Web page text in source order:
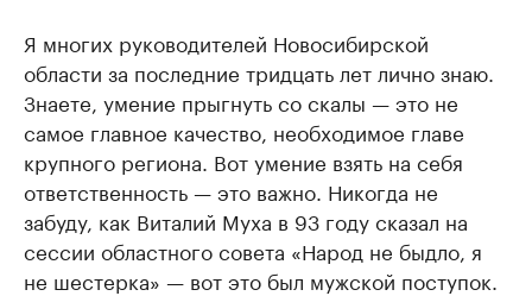
Я многих руководителей Новосибирской
области за последние тридцать лет лично знаю.
Знаете, умение прыгнуть со скалы — это не
самое главное качество, необходимое главе
крупного региона. Вот умение взять на себя
ответственность — это важно. Никогда не
забуду, как Виталий Муха в 93 году сказал на
сессии областного совета «Народ не быдло, я
не шестерка» — вот это был мужской поступок.